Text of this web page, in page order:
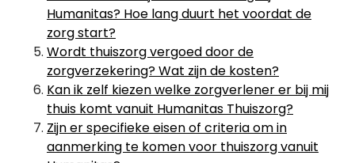
Humanitas? Hoe lang duurt het voordat de
zorg start?
Wordt thuiszorg vergoed door de
zorgverzekering? Wat zijn de kosten?
Kan ik zelf kiezen welke zorgverlener er bij mij
thuis komt vanuit Humanitas Thuiszorg?
Zijn er specifieke eisen of criteria om in
aanmerking te komen voor thuiszorg vanuit